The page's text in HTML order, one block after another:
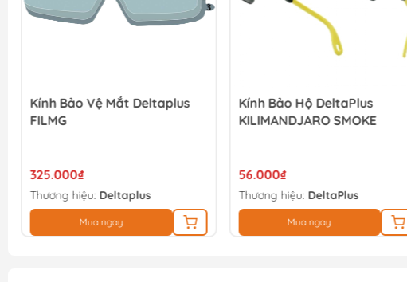
Kính Bảo Vệ Mắt Deltaplus
FILMG
325.000₫
Thương hiệu: Deltaplus
Mua ngay
Kính Bảo Hộ DeltaPlus
KILIMANDJARO SMOKE
56.000₫
Thương hiệu: DeltaPlus
Mua ngay